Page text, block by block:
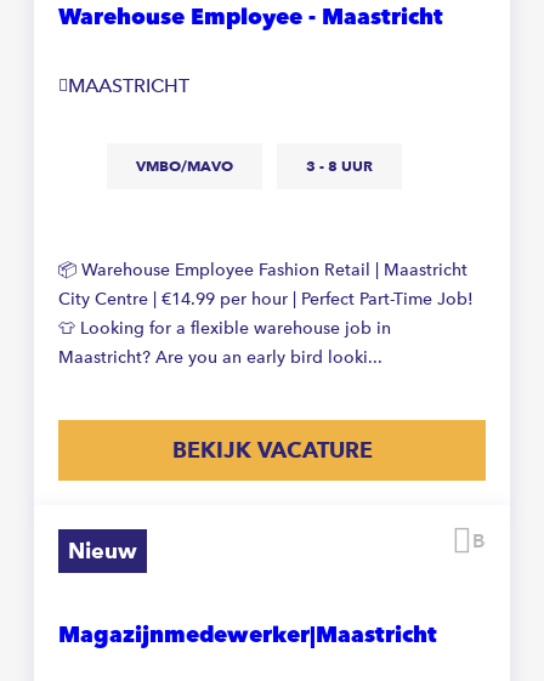
Warehouse Employee - Maastricht
MAASTRICHT
VMBO/MAVO 3 - 8 UUR
📦 Warehouse Employee Fashion Retail | Maastricht
City Centre | €14.99 per hour | Perfect Part-Time Job!
👕 Looking for a flexible warehouse job in
Maastricht? Are you an early bird looki...
BEKIJK VACATURE
Nieuw
Magazijnmedewerker|Maastricht